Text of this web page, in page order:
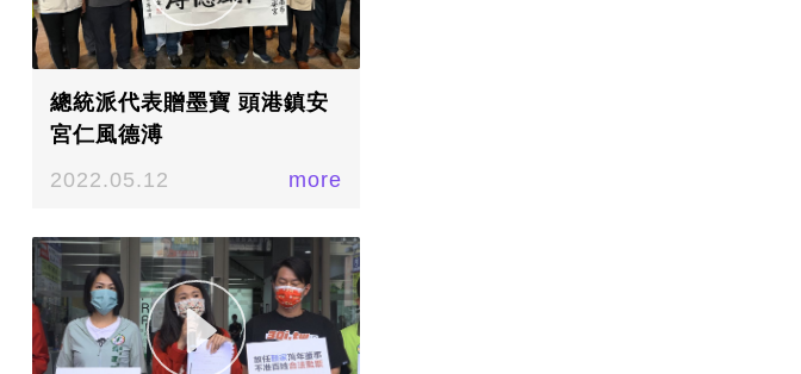
總統派代表贈墨寶 頭港鎮安
宮仁風德溥
2022.05.12
more